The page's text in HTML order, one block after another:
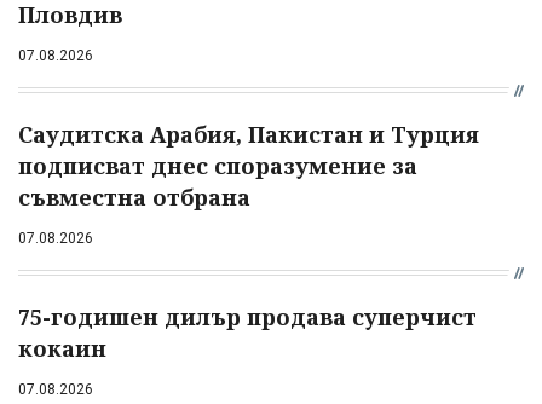
Пловдив
07.08.2026
Саудитска Арабия, Пакистан и Турция
подписват днес споразумение за
съвместна отбрана
07.08.2026
75-годишен дилър продава суперчист
кокаин
07.08.2026